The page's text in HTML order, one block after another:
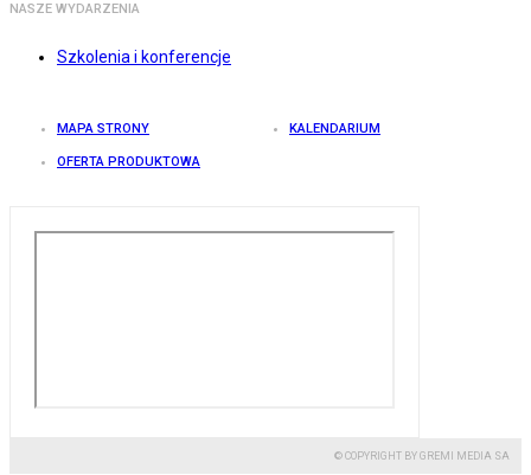
NASZE WYDARZENIA
Szkolenia i konferencje
MAPA STRONY KALENDARIUM
OFERTA PRODUKTOWA
© COPYRIGHT BY GREMI MEDIA SA